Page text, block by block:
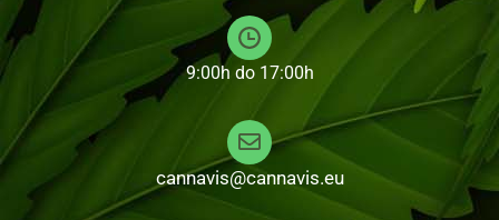
9:00h do 17:00h
cannavis@cannavis.eu